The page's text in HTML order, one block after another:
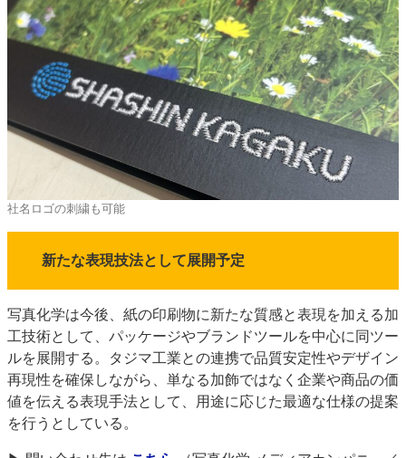
社名ロゴの刺繍も可能
新たな表現技法として展開予定
写真化学は今後、紙の印刷物に新たな質感と表現を加える加
工技術として、パッケージやブランドツールを中心に同ツー
ルを展開する。タジマ工業との連携で品質安定性やデザイン
再現性を確保しながら、単なる加飾ではなく企業や商品の価
値を伝える表現手法として、用途に応じた最適な仕様の提案
を行うとしている。